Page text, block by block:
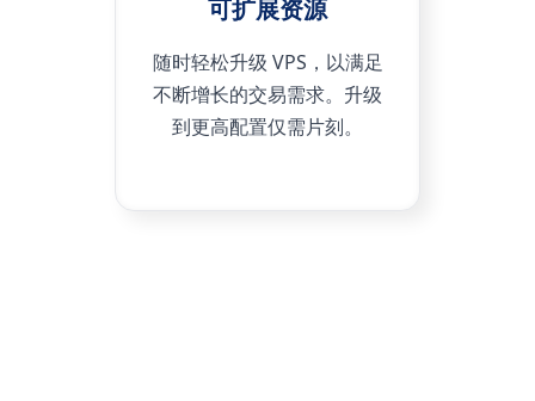
可扩展资源
随时轻松升级 VPS，以满足
不断增长的交易需求。升级
到更高配置仅需片刻。